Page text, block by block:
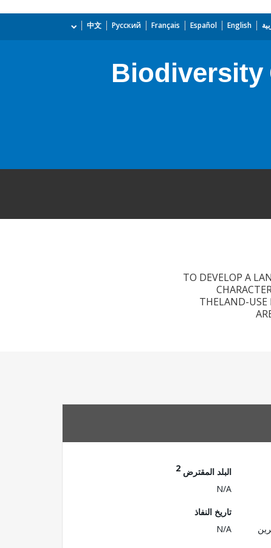
English
Español
Français
Русский
中文
Biodiversity
TO DEVELOP A
THELAND-USE
البلد المقترض 2
N/A
تاريخ النفاذ
N/A